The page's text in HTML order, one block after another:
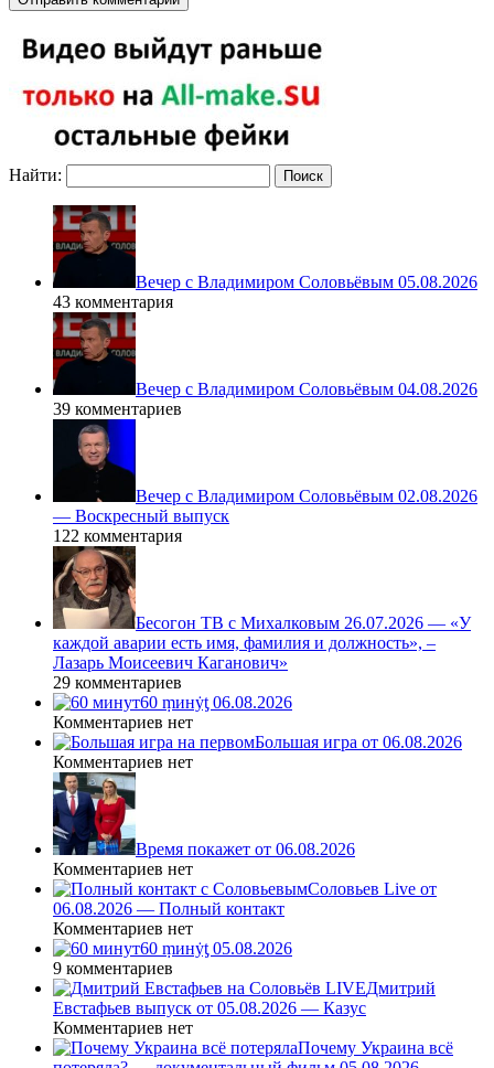
Найти:
Вечер с Владимиром Соловьёвым 05.08.2026
43 комментария
Вечер с Владимиром Соловьёвым 04.08.2026
39 комментариев
Вечер с Владимиром Соловьёвым 02.08.2026
— Воскресный выпуск
122 комментария
Бесогон ТВ с Михалковым 26.07.2026 — «У
каждой аварии есть имя, фамилия и должность», –
Лазарь Моисеевич Каганович»
29 комментариев
60 ṃинẏƫ 06.08.2026
Комментариев нет
Большая игра от 06.08.2026
Комментариев нет
Время покажет от 06.08.2026
Комментариев нет
Соловьев Live от
06.08.2026 — Полный контакт
Комментариев нет
60 ṃинẏƫ 05.08.2026
9 комментариев
Дмитрий
Евстафьев выпуск от 05.08.2026 — Казус
Комментариев нет
Почему Украина всё